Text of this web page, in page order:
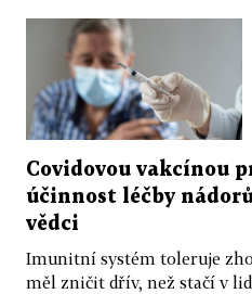
Covidovou vakcínou
účinnost léčby
vědci
Imunitní systém toleruje
měl zničit dřív, než stačí v